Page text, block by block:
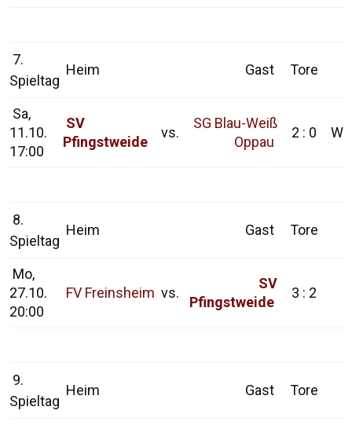
7.
Spieltag
Heim Gast Tore
Sa,
11.10.
17:00
SV
Pfingstweide
vs.
SG Blau-Weiß
Oppau
2 : 0 W
8.
Spieltag
Heim Gast Tore
Mo,
27.10.
20:00
FV Freinsheim vs.
SV
Pfingstweide
3 : 2
9.
Spieltag
Heim Gast Tore